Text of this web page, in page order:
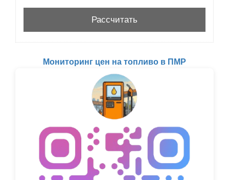
Мониторинг цен на топливо в ПМР